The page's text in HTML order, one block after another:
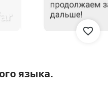
языка.